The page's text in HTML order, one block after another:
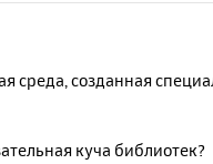
среда, созданная
куча библиотек?